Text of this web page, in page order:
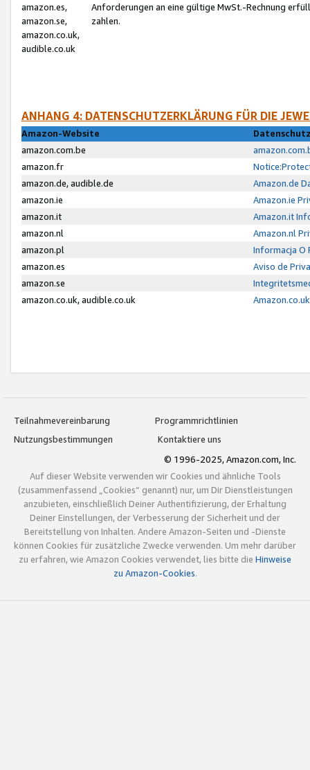
amazon.es,
amazon.se,
amazon.co.uk,
audible.co.uk
Anforderungen an eine gültige MwSt.-Rechnung
zahlen.
ANHANG 4: DATENSCHUTZERKLÄRUNG FÜR DIE
Amazon-Website
amazon.com.be
amazon.fr
amazon.de, audible.de
Amazon.de
amazon.ie
Amazon.ie
amazon.it
Amazon.it
amazon.nl
Amazon.nl
amazon.pl
Informacja O
amazon.es
Aviso de
amazon.se
amazon.co.uk, audible.co.uk
Teilnahmevereinbarung
Programmrichtlinien
Nutzungsbestimmungen
Kontaktiere uns
© 1996-2025, Amazon.com, Inc.
Auf dieser Website verwenden wir Cookies und ähnliche Tools
(zusammenfassend „Cookies“ genannt) nur, um Dir Dienstleistungen
anzubieten, einschließlich Deiner Authentifizierung, der Erhaltung
Deiner Einstellungen, der Verbesserung der Sicherheit und der
Bereitstellung von Inhalten. Andere Amazon-Seiten und -Dienste
können Cookies für zusätzliche Zwecke verwenden. Um mehr darüber
zu erfahren, wie Amazon Cookies verwendet, lies bitte die Hinweise
zu Amazon-Cookies.